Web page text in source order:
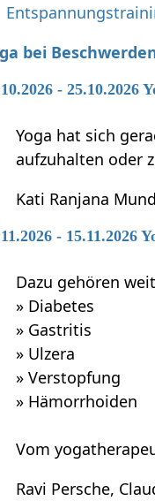
bei
- 25.10.2026
Yoga hat sich
aufzuhalten oder
Kati Ranjana Mund
- 15.11.2026
Dazu gehören
» Diabetes
» Gastritis
» Ulzera
» Verstopfung
» Hämorrhoiden
Vom
Ravi Persche,